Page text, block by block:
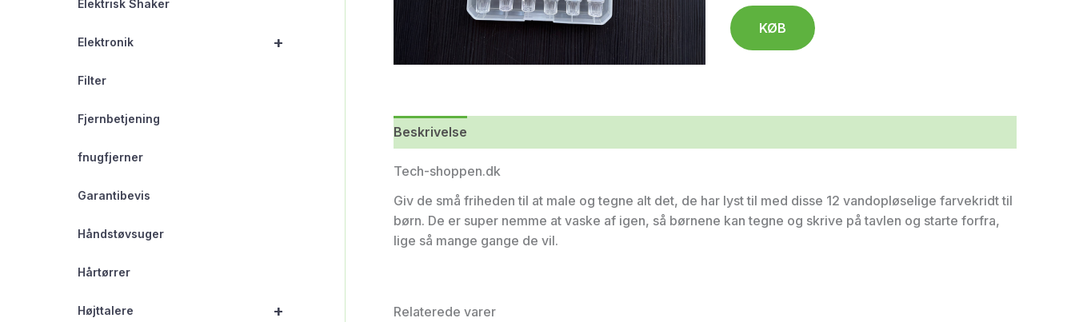
Elektrisk Shaker
+
Elektronik
Filter
Fjernbetjening
fnugfjerner
Garantibevis
Håndstøvsuger
Hårtørrer
+
Højttalere
KØB
Beskrivelse
Tech-shoppen.dk
Giv de små friheden til at male og tegne alt det, de har lyst til med disse 12 vandopløselige farvekridt til
børn. De er super nemme at vaske af igen, så børnene kan tegne og skrive på tavlen og starte forfra,
lige så mange gange de vil.
Relaterede varer